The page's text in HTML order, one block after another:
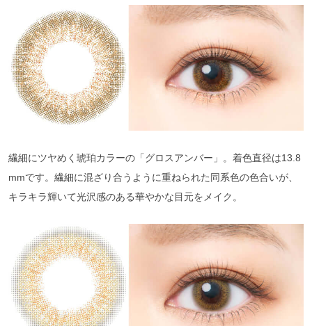
繊細にツヤめく琥珀カラーの「グロスアンバー」。着色直径は13.8
mmです。繊細に混ざり合うように重ねられた同系色の色合いが、
キラキラ輝いて光沢感のある華やかな目元をメイク。